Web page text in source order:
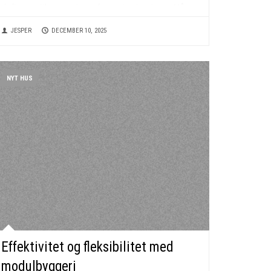
JESPER DECEMBER 10, 2025
NYT HUS
Effektivitet og fleksibilitet med
modulbyggeri